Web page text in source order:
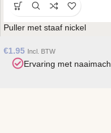
Puller met staaf nickel
€1.95 Incl. BTW
Ervaring met